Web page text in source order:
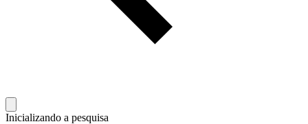
Inicializando a pesquisa